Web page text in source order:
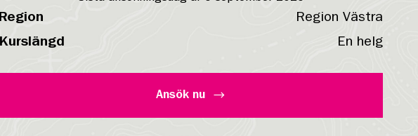
Region
Region Västra
Kurslängd
En helg
Ansök nu